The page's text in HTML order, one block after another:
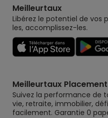
Meilleurtaux
Libérez le potentiel de vos
les, accomplissez-les.
Meilleurtaux Placement
Suivez la performance de
vie, retraite, immobilier,
facilement. Garantie 0